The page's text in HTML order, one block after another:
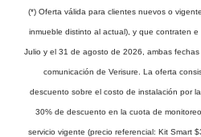
(*) Oferta válida para clientes nuevos o
inmueble distinto al actual), y que contraten
Julio y el 31 de agosto de 2026, ambas
comunicación de Verisure. La oferta
descuento sobre el costo de instalación por
30% de descuento en la cuota de
servicio vigente (precio referencial: Kit Smart